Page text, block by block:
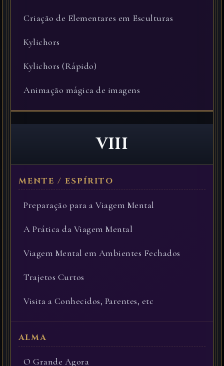
Criação de Elementares em Esculturas
Kylichors
Kylichors (Rápido)
Animação mágica de imagens
VIII
Preparação para a Viagem Mental
A Prática da Viagem Mental
Viagem Mental em Ambientes Fechados
Trajetos Curtos
Visita a Conhecidos, Parentes, etc
O Grande Agora